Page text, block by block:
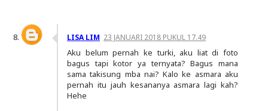
LISA LIM 23 JANUARI 2018 PUKUL 17.49
Aku belum pernah ke turki, aku liat di foto
bagus tapi kotor ya ternyata? Bagus mana
sama takisung mba nai? Kalo ke asmara aku
pernah itu jauh kesananya asmara lagi kah?
Hehe